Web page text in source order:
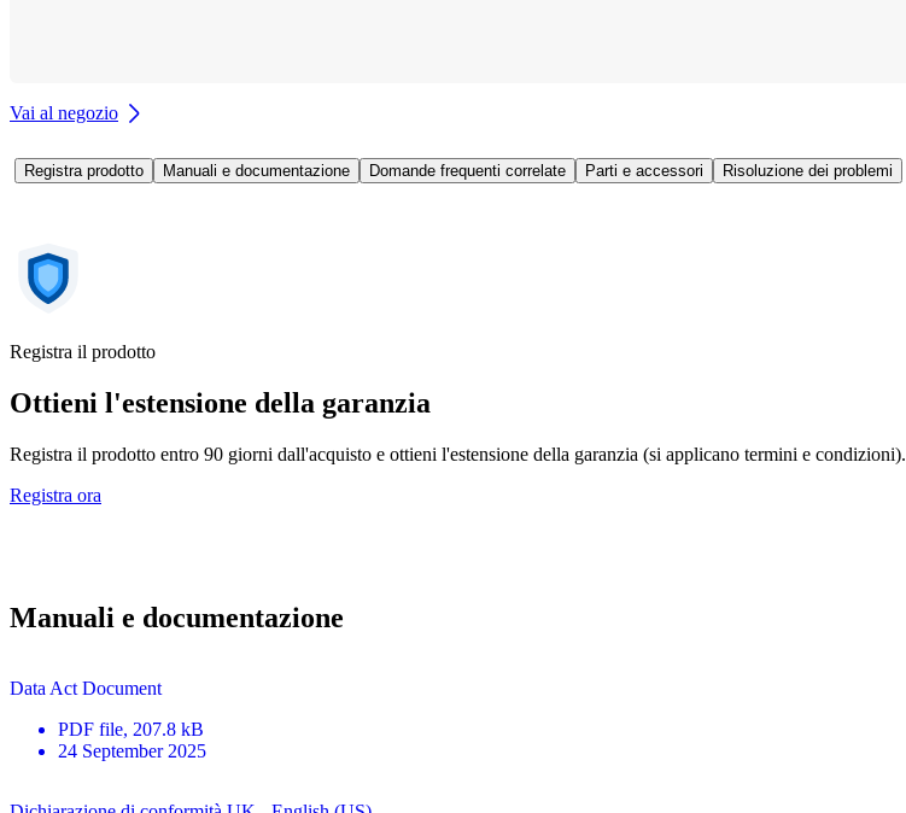
Vai al negozio
Registra prodotto Manuali e documentazione Domande frequenti correlate Parti e accessori Risoluzione dei problemi
Registra il prodotto
Ottieni l'estensione della garanzia
Registra il prodotto entro 90 giorni dall'acquisto e ottieni l'estensione della garanzia (si applicano termini e condizioni).
Registra ora
Manuali e documentazione
Data Act Document
PDF file, 207.8 kB
24 September 2025